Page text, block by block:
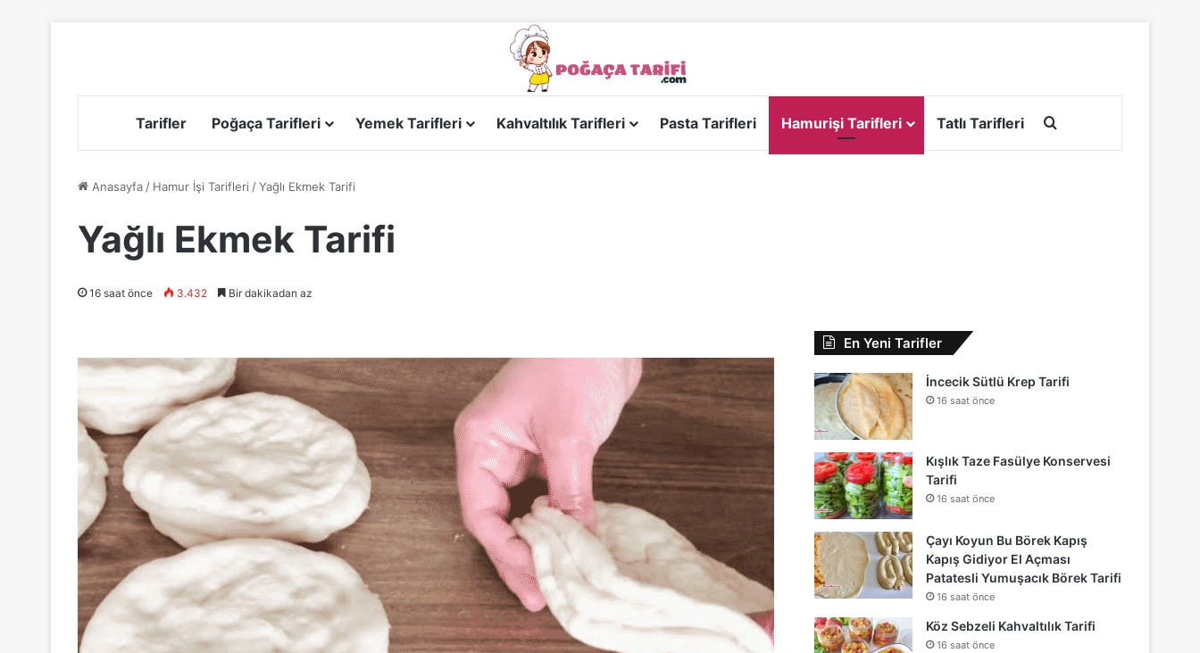
Tarifler Poğaça Tarifleri Yemek Tarifleri Kahvaltılık Tarifleri Pasta Tarifleri Hamurişi Tarifleri Tatlı Tarifleri
Anasayfa / Hamur İşi Tarifleri /Yağlı Ekmek Tarifi
Yağlı Ekmek Tarifi
16 saat önce 3.432 Bir dakikadan az
En Yeni Tarifler
İncecik Sütlü Krep Tarifi
16 saat önce
Kışlık Taze Fasülye Konservesi
Tarifi
16 saat önce
Çayı Koyun Bu Börek Kapış
Kapış Gidiyor El Açması
Patatesli Yumuşacık Börek Tarifi
16 saat önce
Köz Sebzeli Kahvaltılık Tarifi
16 saat önce